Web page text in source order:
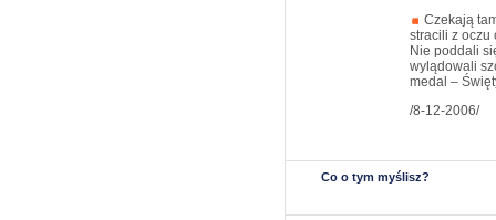
Czekają
stracili z oczu
Nie poddali
wylądowali
medal –
/8-12-2006/
Co o tym myślisz?